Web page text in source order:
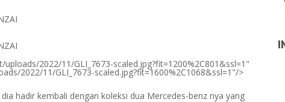
2022/11/GLI_7673-scaled.jpg?fit=1200%2C801&ssl=1"
2022/11/GLI_7673-scaled.jpg?fit=1600%2C1068&ssl=1"/>
hadir kembali dengan koleksi dua Mercedes-benz nya yang